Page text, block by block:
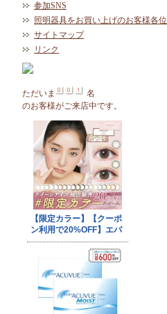
参加SNS
照明器具をお買い上げのお客様各位
サイトマップ
リンク
ただいま
名
のお客様がご来店中です。